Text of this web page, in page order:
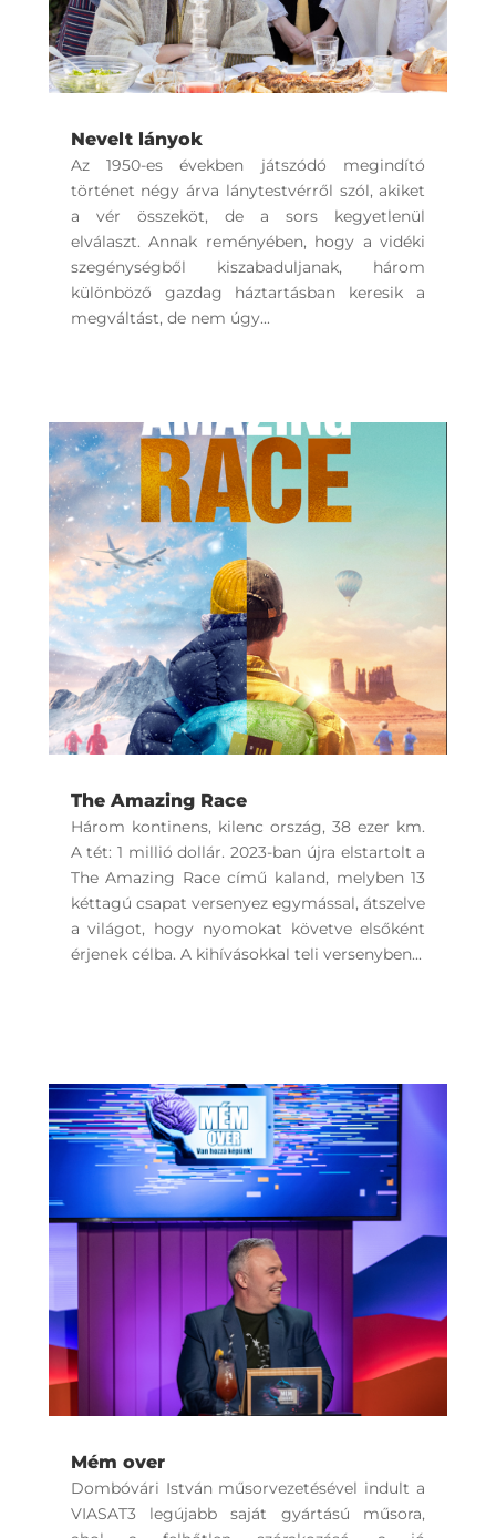
Nevelt lányok
Az 1950-es években játszódó megindító
történet négy árva lánytestvérről szól, akiket
a vér összeköt, de a sors kegyetlenül
elválaszt. Annak reményében, hogy a vidéki
szegénységből kiszabaduljanak, három
különböző gazdag háztartásban keresik a
megváltást, de nem úgy...
The Amazing Race
Három kontinens, kilenc ország, 38 ezer km.
A tét: 1 millió dollár. 2023-ban újra elstartolt a
The Amazing Race című kaland, melyben 13
kéttagú csapat versenyez egymással, átszelve
a világot, hogy nyomokat követve elsőként
érjenek célba. A kihívásokkal teli versenyben...
Mém over
Dombóvári István műsorvezetésével indult a
VIASAT3 legújabb saját gyártású műsora,